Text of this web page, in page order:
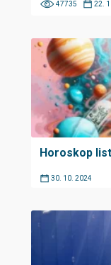
47735 22.
Horoskop
30. 10. 2024